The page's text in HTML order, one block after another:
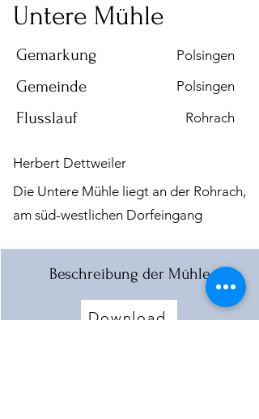
Untere Mühle
Polsingen
Gemarkung
Polsingen
Gemeinde
Rohrach
Flusslauf
Herbert Dettweiler
Die Untere Mühle liegt an der Rohrach,
am süd-westlichen Dorfeingang
Beschreibung der Mühle
Download